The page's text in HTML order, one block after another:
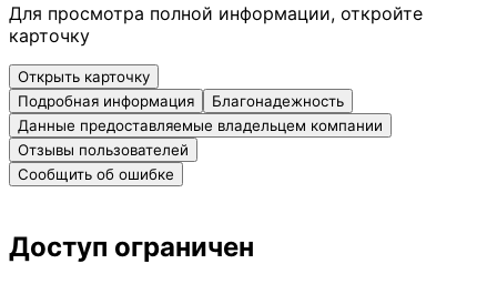
Для просмотра полной информации, откройте
карточку
Открыть карточку
Подробная информация
Благонадежность
Данные предоставляемые владельцем компании
Отзывы пользователей
Сообщить об ошибке
Доступ ограничен